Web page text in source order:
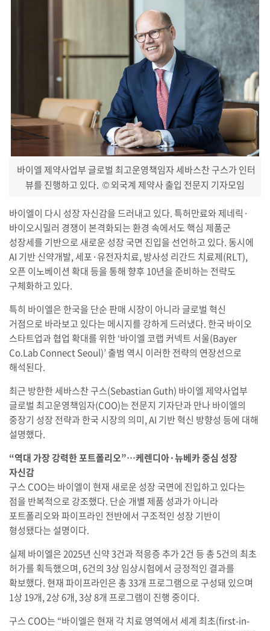
바이엘 제약사업부 글로벌 최고운영책임자 세바스찬 구스가 인터
뷰를 진행하고 있다. © 외국계 제약사 출입 전문지 기자모임
바이엘이 다시 성장 자신감을 드러내고 있다. 특허만료와 제네릭·
바이오시밀러 경쟁이 본격화되는 환경 속에서도 핵심 제품군
성장세를 기반으로 새로운 성장 국면 진입을 선언하고 있다. 동시에
AI 기반 신약개발, 세포·유전자치료, 방사성 리간드 치료제(RLT),
오픈 이노베이션 확대 등을 통해 향후 10년을 준비하는 전략도
구체화하고 있다.
특히 바이엘은 한국을 단순 판매 시장이 아니라 글로벌 혁신
거점으로 바라보고 있다는 메시지를 강하게 드러냈다. 한국 바이오
스타트업과 협업 확대를 위한 ‘바이엘 코랩 커넥트 서울(Bayer
Co.Lab Connect Seoul)’ 출범 역시 이러한 전략의 연장선으로
해석된다.
최근 방한한 세바스찬 구스(Sebastian Guth) 바이엘 제약사업부
글로벌 최고운영책임자(COO)는 전문지 기자단과 만나 바이엘의
중장기 성장 전략과 한국 시장의 의미, AI 기반 혁신 방향성 등에 대해
설명했다.
“역대 가장 강력한 포트폴리오”…케렌디아·뉴베카 중심 성장
자신감
구스 COO는 바이엘이 현재 새로운 성장 국면에 진입하고 있다는
점을 반복적으로 강조했다. 단순 개별 제품 성과가 아니라
포트폴리오와 파이프라인 전반에서 구조적인 성장 기반이
형성됐다는 설명이다.
실제 바이엘은 2025년 신약 3건과 적응증 추가 2건 등 총 5건의 최초
허가를 획득했으며, 6건의 3상 임상시험에서 긍정적인 결과를
확보했다. 현재 파이프라인은 총 33개 프로그램으로 구성돼 있으며
1상 19개, 2상 6개, 3상 8개 프로그램이 진행 중이다.
구스 COO는 “바이엘은 현재 각 치료 영역에서 세계 최초(first-in-